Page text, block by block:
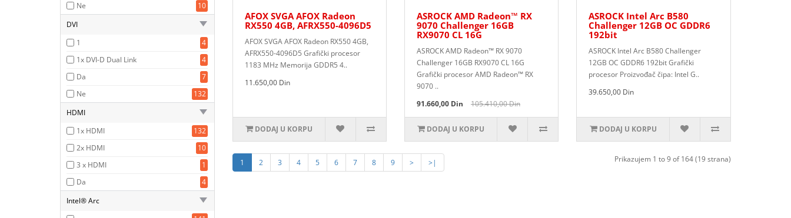
Ne
10
DVI
1
4
1x DVI-D Dual Link
4
Da
7
Ne
132
HDMI
1x HDMI
132
2x HDMI
10
3 x HDMI
1
Da
4
Intel® Arc
AFOX SVGA AFOX Radeon
RX550 4GB, AFRX550-4096D5
AFOX SVGA AFOX Radeon RX550 4GB,
AFRX550-4096D5 Grafički procesor
1183 MHz Memorija GDDR5 4..
11.650,00 Din
DODAJ U KORPU
ASROCK AMD Radeon™ RX
9070 Challenger 16GB
RX9070 CL 16G
ASROCK AMD Radeon™ RX 9070
Challenger 16GB RX9070 CL 16G
Grafički procesor AMD Radeon™ RX
9070 ..
91.660,00 Din
105.410,00 Din
DODAJ U KORPU
ASROCK Intel Arc B580
Challenger 12GB OC GDDR6
192bit
ASROCK Intel Arc B580 Challenger
12GB OC GDDR6 192bit Grafički
procesor Proizvođač čipa: Intel G..
39.650,00 Din
DODAJ U KORPU
1 2 3 4 5 6 7 8 9 > >| Prikazujem 1 to 9 of 164 (19 strana)